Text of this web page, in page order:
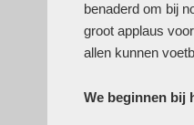
benaderd om bij
groot applaus
allen kunnen
We beginnen bij